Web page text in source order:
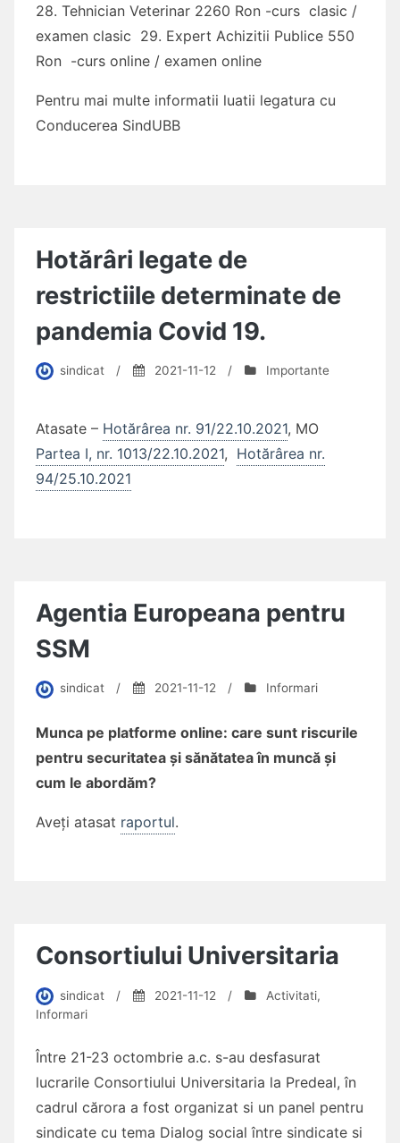
28. Tehnician Veterinar 2260 Ron -curs clasic /
examen clasic 29. Expert Achizitii Publice 550
Ron -curs online / examen online
Pentru mai multe informatii luatii legatura cu
Conducerea SindUBB
Hotărâri legate de
restrictiile determinate de
pandemia Covid 19.
sindicat / 2021-11-12 / Importante
Atasate – Hotărârea nr. 91/22.10.2021, MO
Partea I, nr. 1013/22.10.2021, Hotărârea nr.
94/25.10.2021
Agentia Europeana pentru
SSM
sindicat / 2021-11-12 / Informari
Munca pe platforme online: care sunt riscurile
pentru securitatea și sănătatea în muncă și
cum le abordăm?
Aveți atasat raportul.
Consortiului Universitaria
sindicat / 2021-11-12 / Activitati,
Informari
Între 21-23 octombrie a.c. s-au desfasurat
lucrarile Consortiului Universitaria la Predeal, în
cadrul cărora a fost organizat si un panel pentru
sindicate cu tema Dialog social între sindicate si